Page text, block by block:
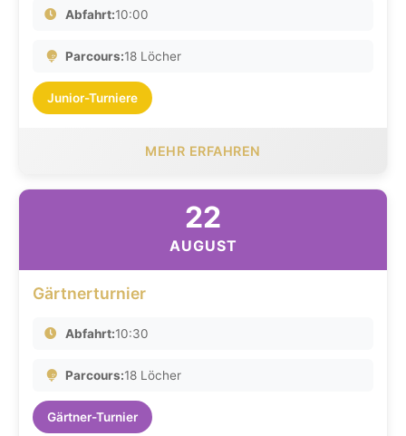
Abfahrt:10:00
Parcours:18 Löcher
Junior-Turniere
MEHR ERFAHREN
22
AUGUST
Gärtnerturnier
Abfahrt:10:30
Parcours:18 Löcher
Gärtner-Turnier